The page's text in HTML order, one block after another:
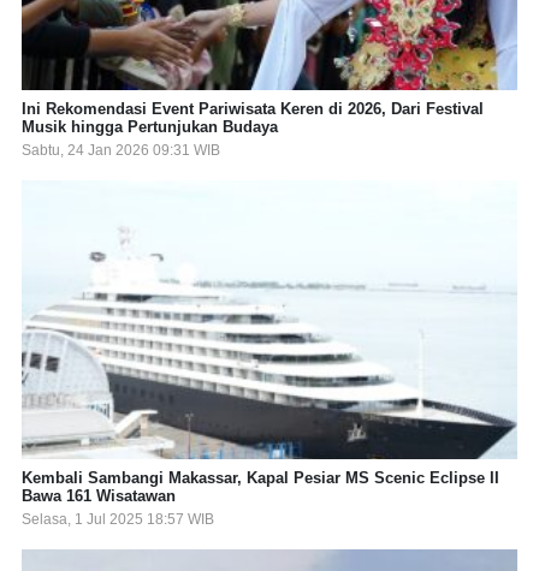
Ini Rekomendasi Event Pariwisata Keren di 2026, Dari Festival
Musik hingga Pertunjukan Budaya
Sabtu, 24 Jan 2026 09:31 WIB
Kembali Sambangi Makassar, Kapal Pesiar MS Scenic Eclipse II
Bawa 161 Wisatawan
Selasa, 1 Jul 2025 18:57 WIB